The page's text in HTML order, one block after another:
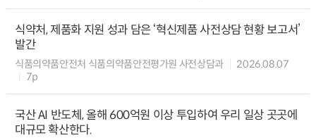
식약처, 제품화 지원 성과 담은 ‘혁신제품 사전상담 현황 보고서’
발간
식품의약품안전처 식품의약품안전평가원 사전상담과
2026.08.07
7p
국산 AI 반도체, 올해 600억원 이상 투입하여 우리 일상 곳곳에
대규모 확산한다.